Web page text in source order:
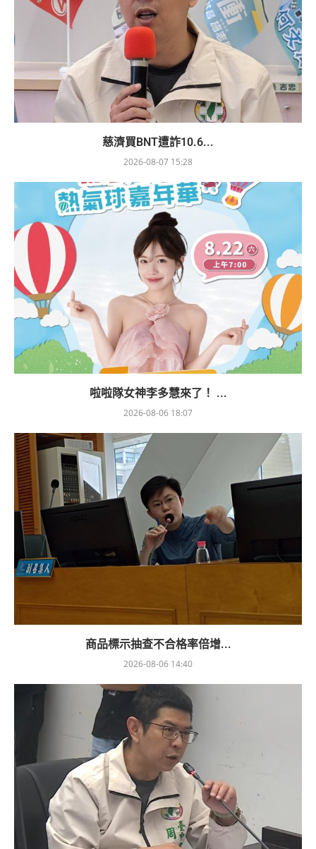
慈濟買BNT遭詐10.6...
2026-08-07 15:28
啦啦隊女神李多慧來了！ ...
2026-08-06 18:07
商品標示抽查不合格率倍增...
2026-08-06 14:40